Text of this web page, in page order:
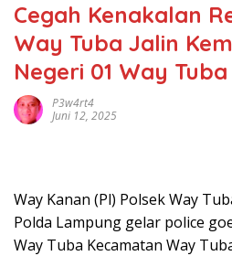
Cegah Kenakalan
Way Tuba Jalin
Negeri 01 Way Tuba
P3w4rt4
Juni 12, 2025
Way Kanan (Pl) Polsek Way
Polda Lampung gelar police
Way Tuba Kecamatan Way